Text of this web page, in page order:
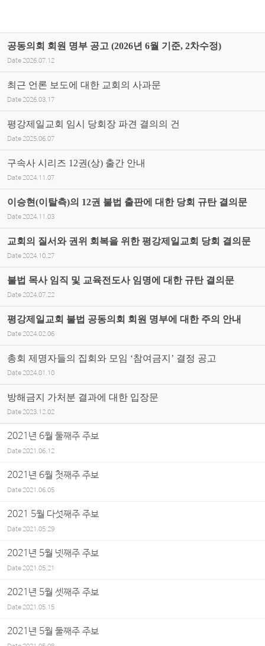
공동의회 회원 명부 공고 (2026년 6월 기준, 2차수정)
Date 2026.07.12
최근 언론 보도에 대한 교회의 사과문
Date 2026.03.17
평강제일교회 임시 당회장 파견 결의의 건
Date 2025.06.07
구속사 시리즈 12권(상) 출간 안내
Date 2024.11.07
이승현(이탈측)의 12권 불법 출판에 대한 당회 규탄 결의문
Date 2024.11.03
교회의 질서와 권위 회복을 위한 평강제일교회 당회 결의문
Date 2024.10.27
불법 목사 임직 및 교육전도사 임명에 대한 규탄 결의문
Date 2024.07.22
평강제일교회 불법 공동의회 회원 명부에 대한 주의 안내
Date 2024.02.06
총회 제명자들의 집회와 모임 ‘참여금지’ 결정 공고
Date 2024.01.10
방해금지 가처분 결과에 대한 입장문
Date 2023.12.02
2021년 6월 둘째주 주보
Date2021.06.12
2021년 6월 첫째주 주보
Date2021.06.05
2021 5월 다섯째주 주보
Date2021.05.29
2021년 5월 넷째주 주보
Date2021.05.21
2021년 5월 셋째주 주보
Date2021.05.15
2021년 5월 둘째주 주보